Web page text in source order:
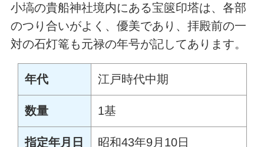
小塙の貴船神社境内にある宝篋印塔は、各部
のつり合いがよく、優美であり、拝殿前の一
対の石灯篭も元禄の年号が記してあります。
年代 江戸時代中期
数量 1基
指定年月日 昭和43年9月10日